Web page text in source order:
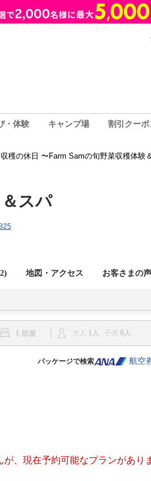
・体験 キャンプ場 割引クーポ
穫の休日 〜Farm Samの旬野菜収穫体験
スパ
地図・アクセス お客さまの
1 大人 1 子供 0
パッケージで検索 航空
、現在予約可能なプランがあり